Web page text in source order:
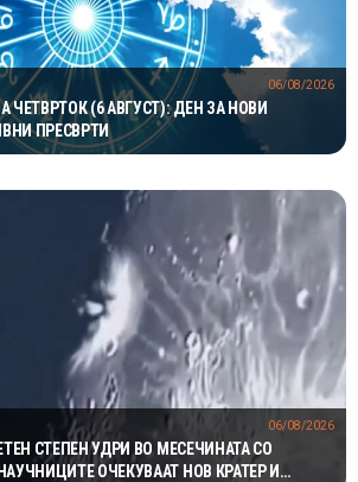
ЧЕТВРТОК (6 АВГУСТ): ДЕН ЗА НОВИ
ПРЕСВРТИ
06/08/2026
СТЕПЕН УДРИ ВО МЕСЕЧИНАТА СО
ОЧЕКУВААТ НОВ КРАТЕР И
06/08/2026